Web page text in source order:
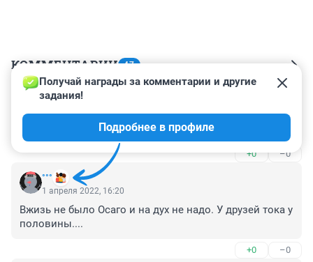
КОММЕНТАРИИ 47
Гость
С 1 апреля! Весна пришла, пора "сажать"!
+0 –0
°°°
Получай награды за комментарии и другие
задания!
Подробнее в профиле
1 апреля 2022, 16:20
Вжизь не было Осаго и на дух не надо. У друзей тока у
половины....
+0 –0